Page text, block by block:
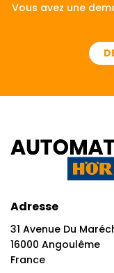
Vous avez une
Adresse
31 Avenue Du
16000 Angoulême
France